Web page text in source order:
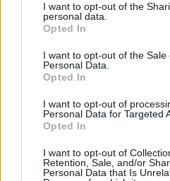
not limited to your visit or usage
grant or deny consent to Google
use your data for below
consent section.
I want to opt-out of the
personal data.
Opted In
I want to opt-out of the Sale
Personal Data.
Opted In
I want to opt-out of
Personal Data for Targeted
Opted In
I want to opt-out of
Retention, Sale, and/or
Personal Data that Is
pályázatot hirdetett a
magyar háziorvosok, illetve
országos tisztifőorvosi
államtitkára.
HÍRLEVÉL